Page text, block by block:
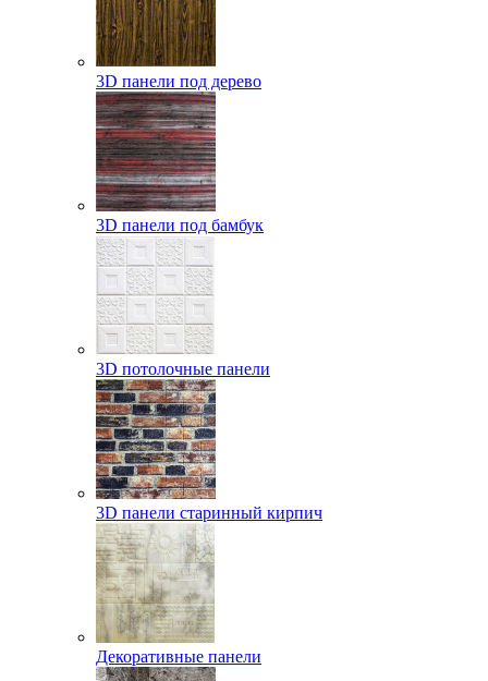
3D панели под дерево
3D панели под бамбук
3D потолочные панели
3D панели старинный кирпич
Декоративные панели